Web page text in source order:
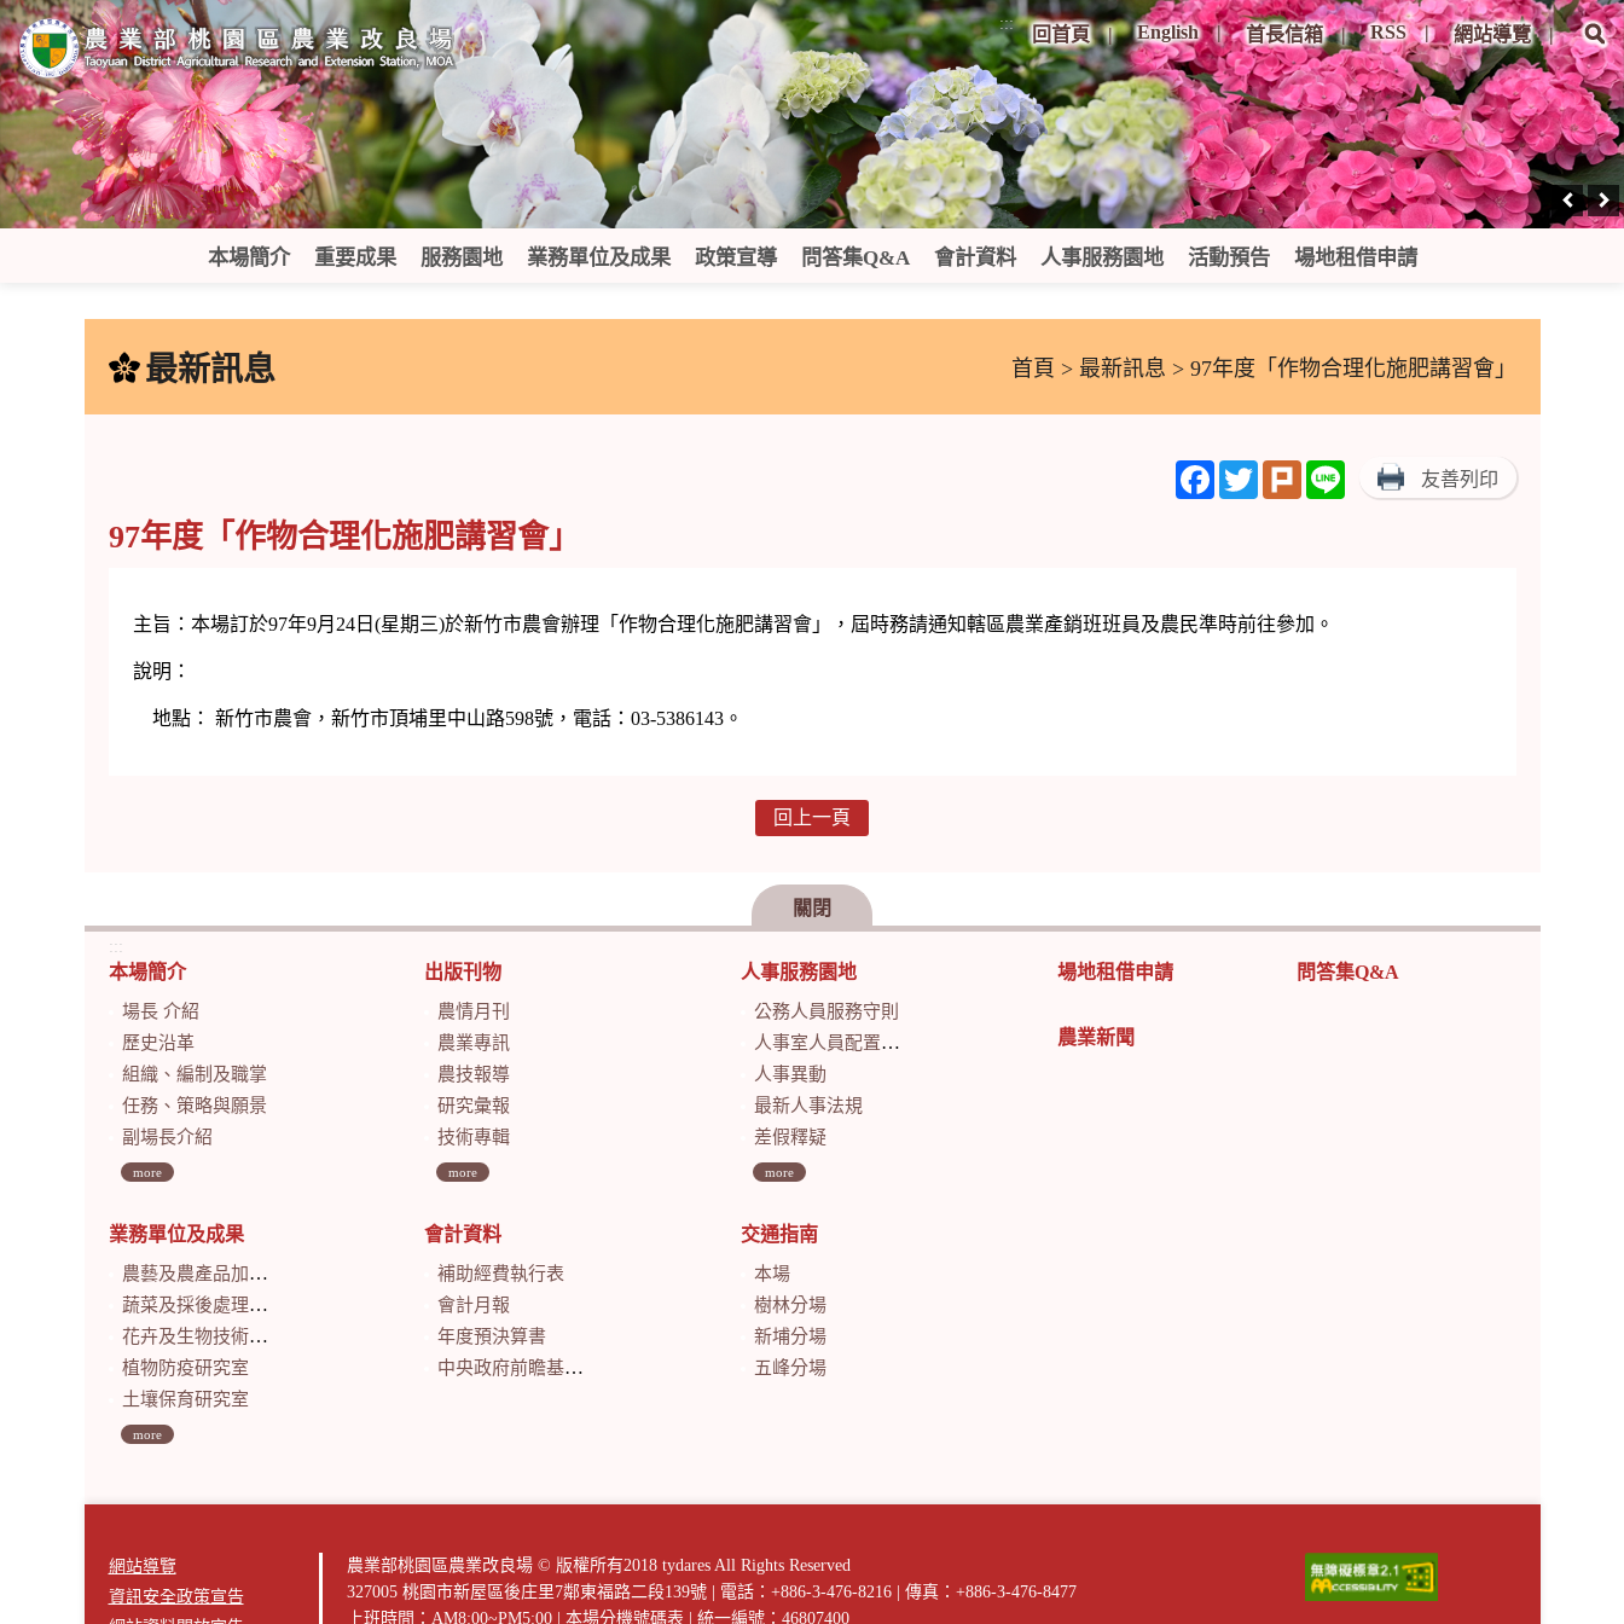
跳
到
主
要
內
容
區
塊
:::
回首頁 English 首長信箱 RSS 網站導覽
本場簡介 重要成果 服務園地 業務單位及成果 政策宣導 問答集Q&A 會計資料 人事服務園地 活動預告 場地租借申請
最新訊息 首頁 > 最新訊息 > 97年度「作物合理化施肥講習會」
Facebook
TwitterPlurk Line 友善列印
97年度「作物合理化施肥講習會」
主旨：本場訂於97年9月24日(星期三)於新竹市農會辦理「作物合理化施肥講習會」，屆時務請通知轄區農業產銷班班員及農民準時前往參加。
說明：
地點： 新竹市農會，新竹市頂埔里中山路598號，電話：03-5386143。
回上一頁
關閉
:::
本場簡介
場長 介紹
歷史沿革
組織、編制及職掌
任務、策略與願景
副場長介紹
more
業務單位及成果
農藝及農產品加工研究室
蔬菜及採後處理研究室
花卉及生物技術研究室
植物防疫研究室
土壤保育研究室
more
出版刊物
農情月刊
農業專訊
農技報導
研究彙報
技術專輯
more
會計資料
補助經費執行表
會計月報
年度預決算書
中央政府前瞻基礎建設計畫特別預算會計月報
人事服務園地
公務人員服務守則
人事室人員配置及業務職掌
人事異動
最新人事法規
差假釋疑
more
交通指南
本場
樹林分場
新埔分場
五峰分場
場地租借申請
農業新聞
問答集Q&A
網站導覽
資訊安全政策宣告
農業部桃園區農業改良場 © 版權所有2018 tydares All Rights Reserved
327005 桃園市新屋區後庄里7鄰東福路二段139號
電話：+886-3-476-8216
傳真：+886-3-476-8477
上班時間：AM8:00~PM5:00
本場分機號碼表 統一編號：46807400